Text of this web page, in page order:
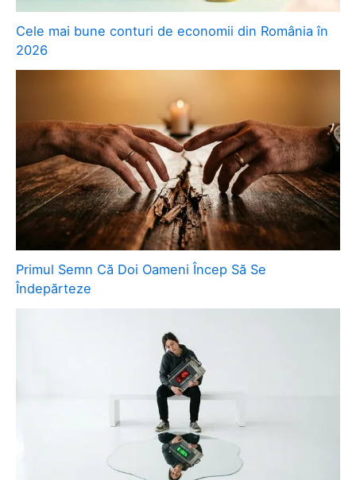
Cele mai bune conturi de economii din România în
2026
Primul Semn Că Doi Oameni Încep Să Se
Îndepărteze